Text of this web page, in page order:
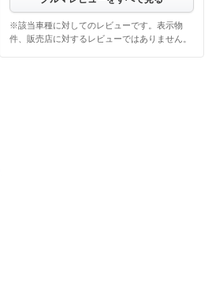
※該当車種に対してのレビューです。表示物
件、販売店に対するレビューではありません。